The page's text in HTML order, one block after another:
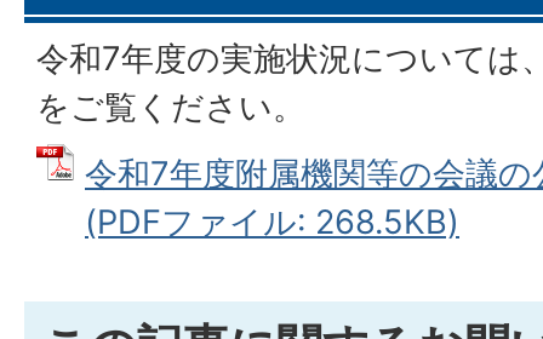
令和7年度の実施状況については
をご覧ください。
令和7年度附属機関等の会議
(PDFファイル: 268.5KB)